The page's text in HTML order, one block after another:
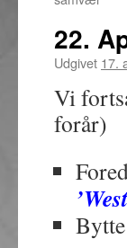
22.
Udgivet 17.
Vi
forår)